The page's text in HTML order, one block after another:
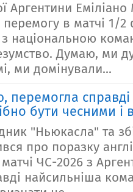
Аргентини Еміліано
в матчі 1/2
з національною
Думаю, ми
ми домінували...
справді
бути чесними і
"Ньюкасла" та
про поразку
ЧС-2026 з
найсильніша